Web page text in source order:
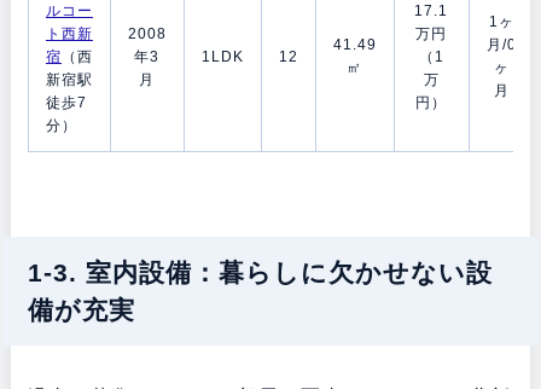
ルコー
ト西新
宿 （西
新宿駅
徒歩7
分）
2008
年3
月
1LDK 12
41.49
㎡
17.1
万円
（1
万
円）
1ヶ
月/0
ヶ
月
1-3. 室内設備：暮らしに欠かせない設
備が充実